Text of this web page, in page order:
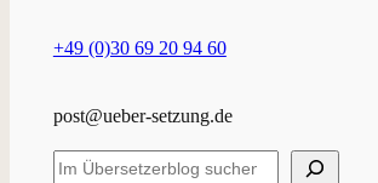
+49 (0)30 69 20 94 60
post@ueber-setzung.de
S